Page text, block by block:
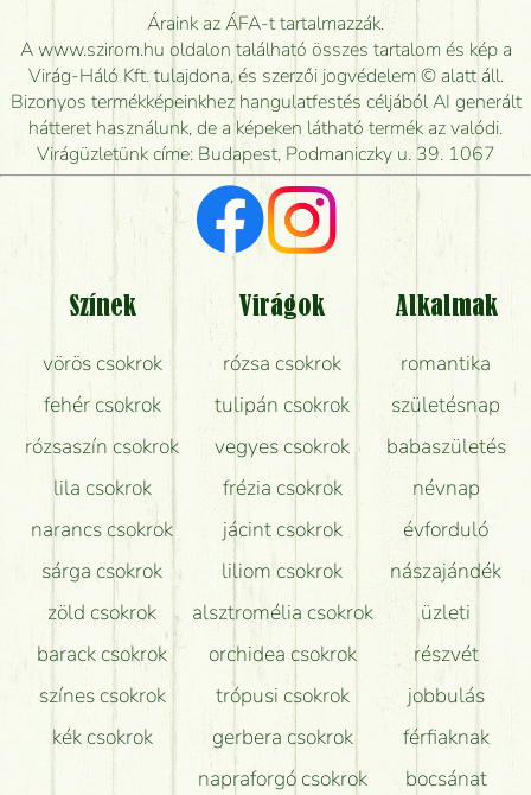
Meddig rendelhetek virágküldést úgy, hogy még ma
kiszállítsák?
Mennyire gyorsan tudják elkészíteni a csokrot, és
mikor tudják leghamarabb kiszállítani?
Vörös rózsát keresek, van önöknél?
Milyen visszajelzést kapok a virágküldésről?
Tényleg azt kapom, ami a képen van?
Mit kell tudni a virágcsokrok szállításáról?
Hogy marad a lehető legtovább friss a csokor?
Tudok adventi koszorút vásárolni boltban?
Áraink az ÁFA-t tartalmazzák.
A www.szirom.hu oldalon található összes tartalom és kép a
Virág-Háló Kft. tulajdona, és szerzői jogvédelem © alatt áll.
Bizonyos termékképeinkhez hangulatfestés céljából AI generált
hátteret használunk, de a képeken látható termék az valódi.
Virágüzletünk címe: Budapest, Podmaniczky u. 39. 1067
Színek
vörös csokrok
fehér csokrok
rózsaszín csokrok
lila csokrok
narancs csokrok
sárga csokrok
zöld csokrok
barack csokrok
színes csokrok
kék csokrok
Virágok
rózsa csokrok
tulipán csokrok
vegyes csokrok
frézia csokrok
jácint csokrok
liliom csokrok
alsztromélia csokrok
orchidea csokrok
trópusi csokrok
gerbera csokrok
napraforgó csokrok
Alkalmak
romantika
születésnap
babaszületés
névnap
évforduló
nászajándék
üzleti
részvét
jobbulás
férfiaknak
bocsánat